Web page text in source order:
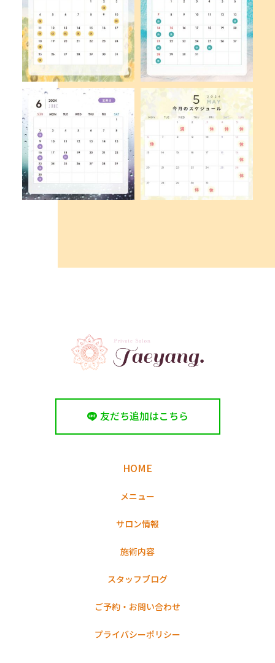
友だち追加はこちら
HOME
メニュー
サロン情報
施術内容
スタッフブログ
ご予約・お問い合わせ
プライバシーポリシー